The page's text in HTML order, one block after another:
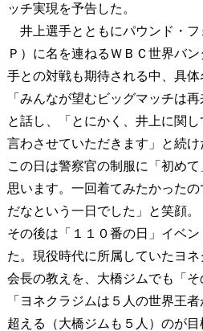
ッチ実現を予告した。
井上選手とともにパウンド・フ
Ｐ）に名を連ねるＷＢＣ世界バ
手との対戦も期待される中、具
「みんなが望むビッグマッチは
と話し、「とにかく、井上に関
言わさせていただきます」と続け
この日は警察官の制服に「初め
思います。一回着てみたかった
だなという一日でした」と笑顔。
その後は「１１０番の日」イベ
た。現役時代に所属していたヨ
会長の教えを、大橋ジムでも「そ
「ヨネクラジムは５人の世界王
超える（大橋ジムも５人）のが目